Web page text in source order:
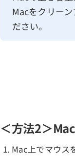
Macをクリーン
ださい。
＜方法2＞
Mac上でマウス